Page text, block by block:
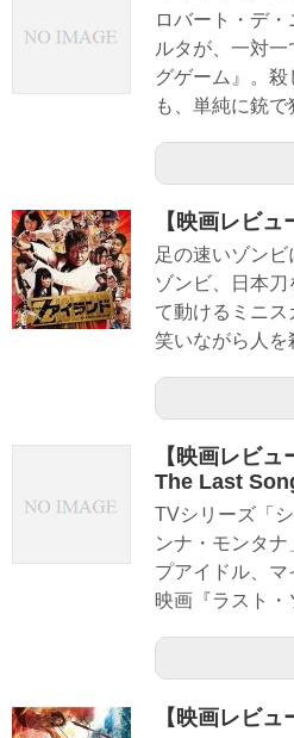
ロバート・デ
ルタが、一対
グゲーム』。
も、単純に銃
【映画レビ
足の速いゾン
ゾンビ、日本刀
て動けるミニ
笑いながら人
【映画レビ
The Last
TVシリーズ「
ンナ・モンタ
プアイドル、
映画『ラスト・
【映画レビ